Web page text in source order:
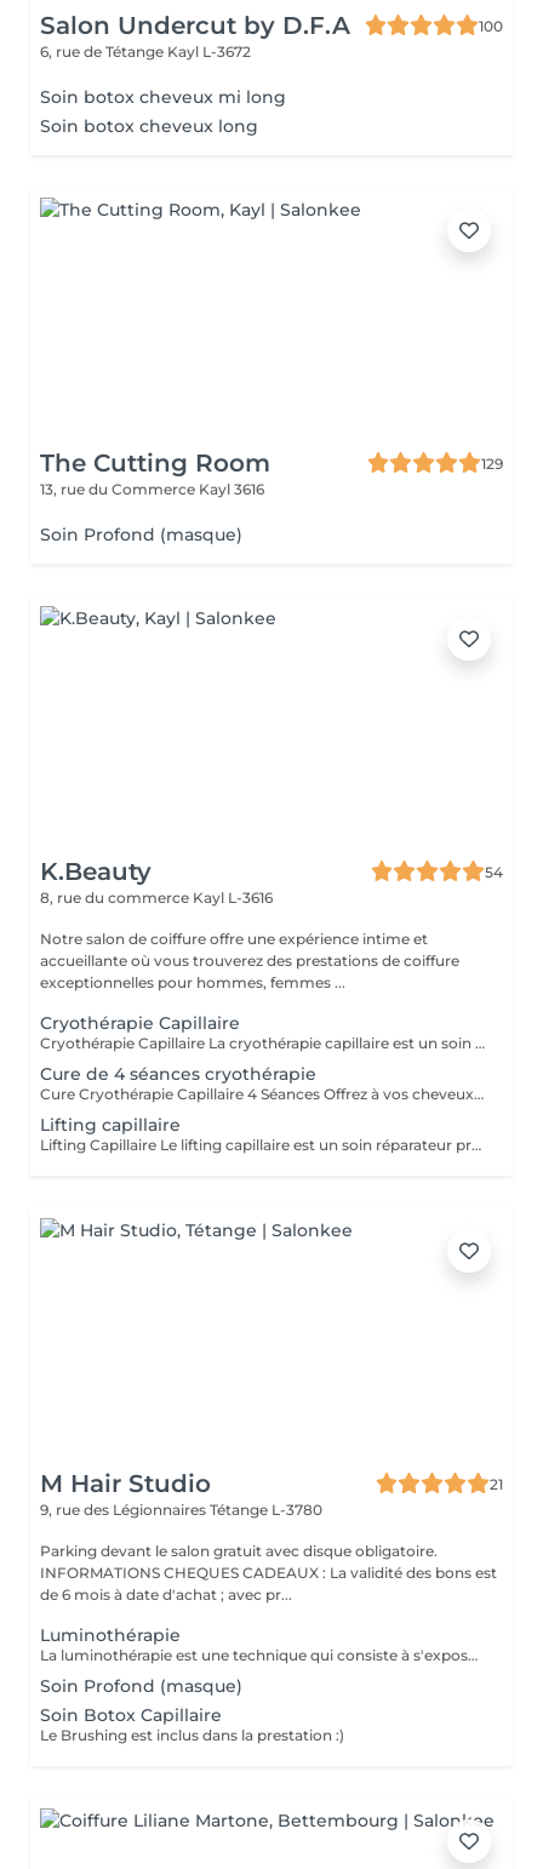
Salon Undercut by D.F.A
100
6, rue de Tétange Kayl L-3672
Soin botox cheveux mi long
Soin botox cheveux long
The Cutting Room
129
13, rue du Commerce Kayl 3616
Soin Profond (masque)
K.Beauty
54
8, rue du commerce Kayl L-3616
Notre salon de coiffure offre une expérience intime et
accueillante où vous trouverez des prestations de coiffure
exceptionnelles pour hommes, femmes ...
Cryothérapie Capillaire
Cryothérapie Capillaire La cryothérapie capillaire est un soin innovant qui utilise le froid pour aider à refermer les écailles du cheveu et favoriser la pénétration des actifs réparateurs au cur de la fibre capillaire. Enrichi en : * Acide hyaluronique pour hydrater intensément la fibre capillaire, * Collagène pour aider à renforcer, gainer et redonner de la souplesse au cheveu, * Extrait d'açaï, issu d'un palmier d'Amazonie, reconnu pour ses propriétés antioxydantes et nourrissantes. Ce soin aide à : * réduire les frisottis, * apporter de la brillance, * discipliner les cheveux, * hydrater et réparer la fibre capillaire, * rendre les cheveux plus doux, souples et lumineux. Le résultat est visible immédiatement et peut durer jusqu'à 3 à 4 semaines selon la nature du cheveu et l'entretien à domicile. Pourquoi choisir une cure ? La cure de 4 séances permet un travail plus profond et durable sur la qualité du cheveu. Elle est idéale pour : * les cheveux sensibilisés ou abîmés, * les cheveux ternes, secs ou poreux, * prolonger les résultats dans le temps, * retrouver progressivement une chevelure plus forte, brillante et disciplinée. Séance après séance, le cheveu gagne en douceur, en hydratation et en éclat. Supplément peut être appliqué si les cheveux est épais
Cure de 4 séances cryothérapie
Cure Cryothérapie Capillaire 4 Séances Offrez à vos cheveux un véritable programme de réparation et d'hydratation profonde grâce à notre cure de cryothérapie capillaire. Cette cure est idéale pour les cheveux secs, sensibilisés, ternes ou difficiles à discipliner. Séance après séance, la fibre capillaire est nourrie, gainée et sublimée pour des cheveux plus doux, brillants et éclatants. La formule est enrichie en : * acide hyaluronique, * collagène, * extrait d'açaï aux propriétés nourrissantes et antioxydantes. Lors de votre réservation en ligne, le logiciel programmera automatiquement votre première séance d'une durée de 2 heures. Les trois rendez-vous suivants seront organisés directement au salon avec Jessica afin d'adapter parfaitement le rythme de la cure à vos besoins capillaires. Une remise avantageuse est appliquée lors de l'achat de la cure complète de 4 séances.
Lifting capillaire
Lifting Capillaire Le lifting capillaire est un soin réparateur profond conçu pour restructurer, nourrir et revitaliser les cheveux sensibilisés, secs ou abîmés. Il est particulièrement recommandé pour les cheveux très fragilisés, cassants, sensibilisés par les colorations, décolorations, lissages ou appareils chauffants, ainsi que pour les cheveux presque brûlés ayant perdu leur souplesse et leur éclat. Enrichi en huile d'Amla, reconnue pour ses propriétés fortifiantes et stimulantes, ce soin aide également à favoriser la pousse du cheveu tout en apportant nutrition et brillance à la fibre capillaire. Grâce à une combinaison d'actifs hautement nourrissants et à un travail de chaleur douce et de vapeur, ce soin aide à : * renforcer la fibre capillaire, * réduire la casse et les frisottis, * redonner douceur, souplesse et brillance, * améliorer visiblement la qualité du cheveu dès la première séance. Ce soin s'adapte à tous les types de cheveux : lisses, ondulés, bouclés ou crépus.
M Hair Studio
21
9, rue des Légionnaires Tétange L-3780
Parking devant le salon gratuit avec disque obligatoire.
INFORMATIONS CHEQUES CADEAUX : La validité des bons est
de 6 mois à date d'achat ; avec pr...
Luminothérapie
La luminothérapie est une technique qui consiste à s'exposer à une lumière artificielle dont les qualités seraient aussi proches que possible de celles du soleil. Les bienfaits La luminothérapie capillaire traite les troubles liés aux dérèglements de l'horloge biologique, comme la dépression saisonnière. Elle stimule la croissance des cheveux, freine leur chute et améliore la circulation sanguine, favorisant ainsi leur repousse et leur densité.
Soin Profond (masque)
Soin Botox Capillaire
Le Brushing est inclus dans la prestation :)